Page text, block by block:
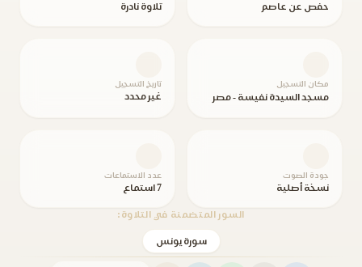
حفص عن عاصم تلاوة نادرة
مكان التسجيل
مسجد السيدة نفيسة - مصر
تاريخ التسجيل
غير محدد
جودة الصوت
نسخة أصلية
عدد الاستماعات
7 استماع
السور المتضمنة في التلاوة:
سورة يونس